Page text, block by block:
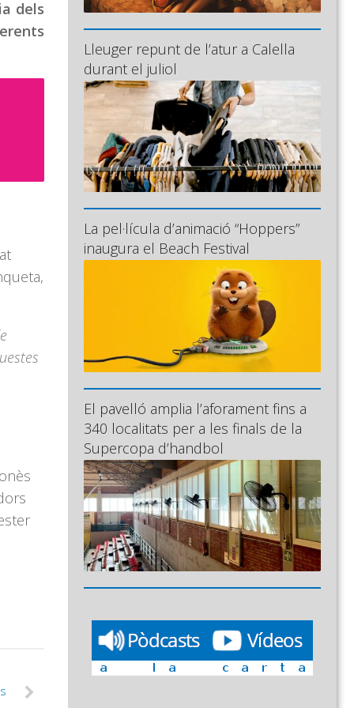
dels
Lleuger repunt de l’atur a Calella
durant el juliol
La pel·lícula d’animació “Hoppers”
inaugura el Beach Festival
El pavelló amplia l’aforament fins a
340 localitats per a les finals de la
Supercopa d’handbol